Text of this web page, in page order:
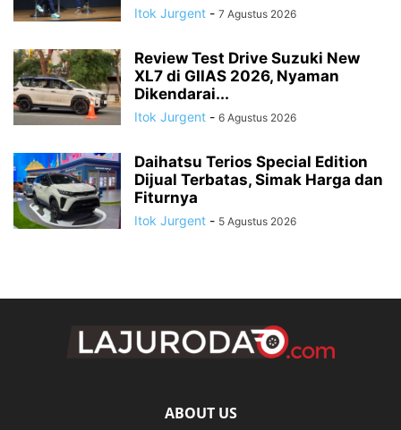
Itok Jurgent - 7 Agustus 2026
Review Test Drive Suzuki New
XL7 di GIIAS 2026, Nyaman
Dikendarai...
Itok Jurgent - 6 Agustus 2026
Daihatsu Terios Special Edition
Dijual Terbatas, Simak Harga dan
Fiturnya
Itok Jurgent - 5 Agustus 2026
ABOUT US